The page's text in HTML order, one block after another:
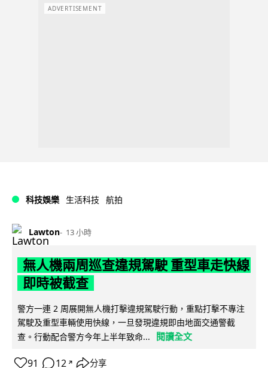
ADVERTISEMENT
科技娛樂 生活科技 航拍
Lawton 13 小時
無人機兩周巡查違規駕駛 重型車走快線
即時被截查
警方一連 2 周展開無人機打擊違規駕駛行動，重點打擊不專注
駕駛及重型車輛使用快線，一旦發現違規即由地面交通警截
查。行動配合警方今年上半年致命...
閱讀全文
91 12 ↗ 分享